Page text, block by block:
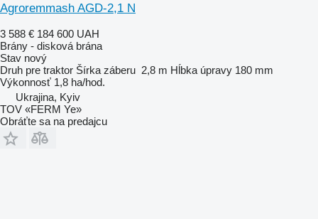
Agroremmash AGD-2,1 N
3 588 € 184 600 UAH
Brány - disková brána
Stav nový
Druh pre traktor Šírka záberu 2,8 m Hĺbka úpravy 180 mm
Výkonnosť 1,8 ha/hod.
Ukrajina, Kyiv
TOV «FERM Ye»
Obráťte sa na predajcu